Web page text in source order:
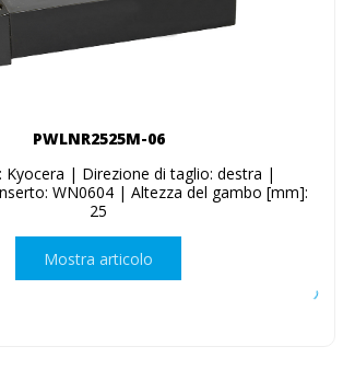
PWLNR2525M-06
Kyocera | Direzione di taglio: destra |
WN0604 | Altezza del gambo [mm]:
25
Mostra articolo